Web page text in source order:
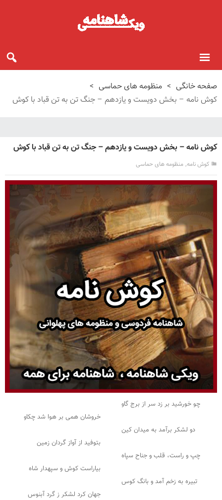
صفحه خانگی > منظومه های حماسی >
کوش نامه – بخش دویست و یازدهم – جنگ تن به تن قباد با کوش
کوش نامه – بخش دویست و یازدهم – جنگ تن به تن قباد با کوش
کوش نامه, منظومه های حماسی
چو خورشید بر زد سر از برج گاو
خروشان همی بر هوا شد چکاو
دو لشکر برآمد به میدان کین
بتوفید از آواز گردان زمین
چپ و راست، قلب و جناح سپاه
بیاراست کوش و سپهدار شاه
تبیره به زخم آمد و بانگ کوس
جهان کرد لشکر ز گرد آبنوس